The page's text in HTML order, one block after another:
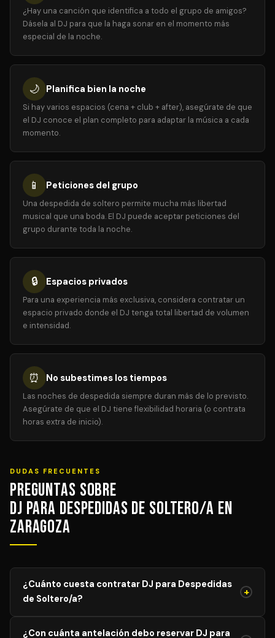
¿Hay una canción que identifica a todo el grupo de amigos?
Dásela al DJ para que la haga sonar en el momento más
especial de la noche.
🌙 Planifica bien la noche
Si hay varios espacios (cena + club + after), asegúrate de que
el DJ conoce el plan completo para adaptar la música a cada
momento.
📱 Peticiones del grupo
Una despedida de soltero permite mucha más libertad
musical que una boda. El DJ puede aceptar peticiones del
grupo durante toda la noche.
🔒 Espacios privados
Para una experiencia más exclusiva, considera contratar un
espacio privado donde el DJ tenga total libertad de volumen
e intensidad.
⏰ No subestimes los tiempos
Las noches de despedida siempre duran más de lo previsto.
Asegúrate de que el DJ tiene flexibilidad horaria (o contrata
horas extra de inicio).
DUDAS FRECUENTES
Preguntas sobre
DJ para Despedidas de Soltero/a en
Zaragoza
¿Cuánto cuesta contratar DJ para Despedidas
de Soltero/a?
+
¿Con cuánta antelación debo reservar DJ para